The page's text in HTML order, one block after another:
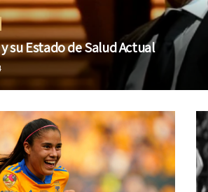
su Estado de Salud Actual